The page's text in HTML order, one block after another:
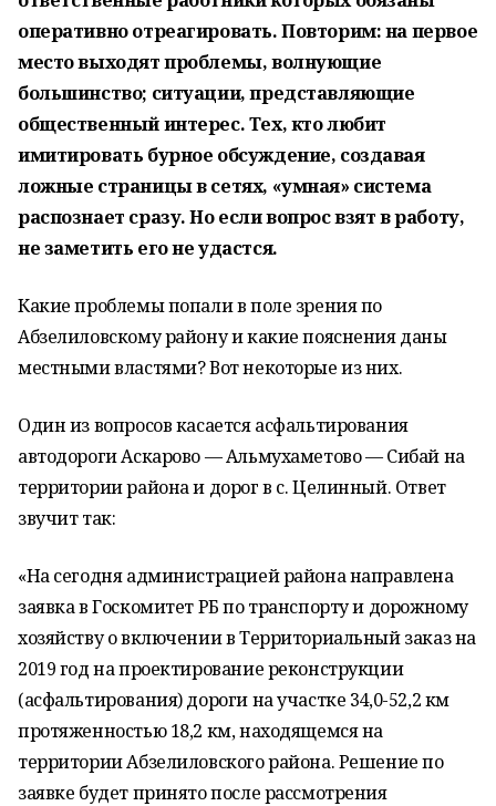
оперативно отреагировать. Повторим: на первое
место выходят проблемы, волнующие
большинство; ситуации, представляющие
общественный интерес. Тех, кто любит
имитировать бурное обсуждение, создавая
ложные страницы в сетях, «умная» система
распознает сразу. Но если вопрос взят в работу,
не заметить его не удастся.
Какие проблемы попали в поле зрения по
Абзелиловскому району и какие пояснения даны
местными властями? Вот некоторые из них.
Один из вопросов касается асфальтирования
автодороги Аскарово — Альмухаметово — Сибай на
территории района и дорог в с. Целинный. Ответ
звучит так:
«На сегодня администрацией района направлена
заявка в Госкомитет РБ по транспорту и дорожному
хозяйству о включении в Территориальный заказ на
2019 год на проектирование реконструкции
(асфальтирования) дороги на участке 34,0-52,2 км
протяженностью 18,2 км, находящемся на
территории Абзелиловского района. Решение по
заявке будет принято после рассмотрения